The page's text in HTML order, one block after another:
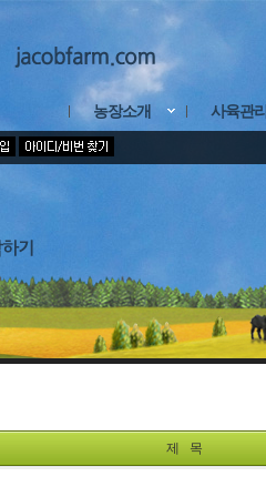
농장소개 사육관리
제 목